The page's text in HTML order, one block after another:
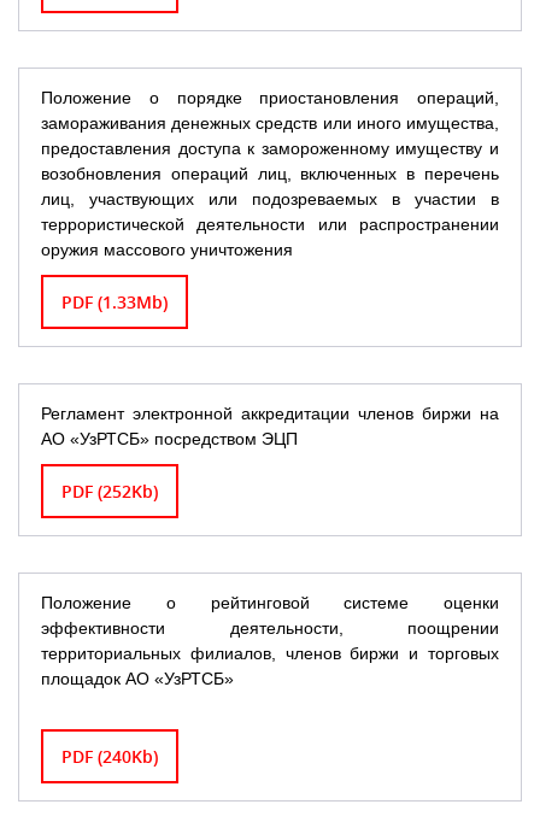
Положение о порядке приостановления операций,
замораживания денежных средств или иного имущества,
предоставления доступа к замороженному имуществу и
возобновления операций лиц, включенных в перечень
лиц, участвующих или подозреваемых в участии в
террористической деятельности или распространении
оружия массового уничтожения
PDF (1.33Mb)
Регламент электронной аккредитации членов биржи на
АО «УзРТСБ» посредством ЭЦП
PDF (252Kb)
Положение о рейтинговой системе оценки
эффективности деятельности, поощрении
территориальных филиалов, членов биржи и торговых
площадок АО «УзРТСБ»
PDF (240Kb)